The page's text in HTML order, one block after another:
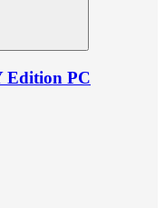
Edition PC